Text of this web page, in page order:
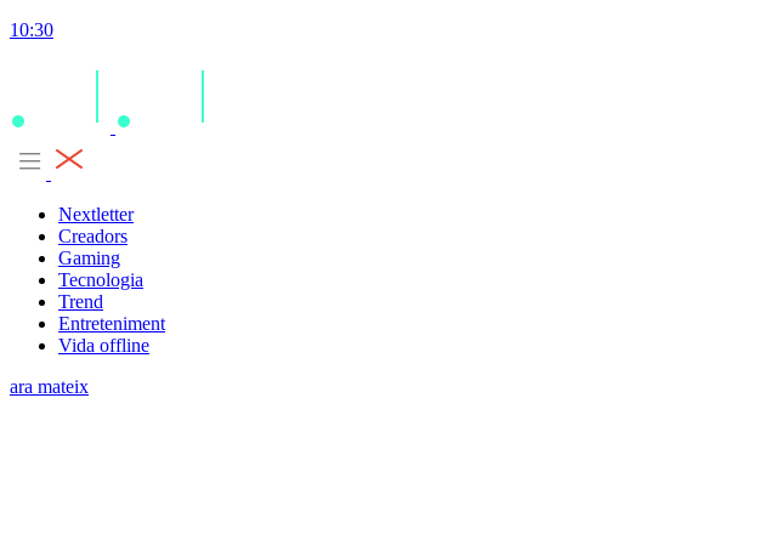
10:30
Nextletter
Creadors
Gaming
Tecnologia
Trend
Entreteniment
Vida offline
ara mateix